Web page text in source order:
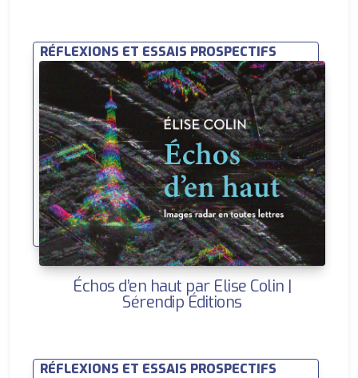
RÉFLEXIONS ET ESSAIS PROSPECTIFS
Échos d’en haut par Elise Colin |
Sérendip Éditions
RÉFLEXIONS ET ESSAIS PROSPECTIFS